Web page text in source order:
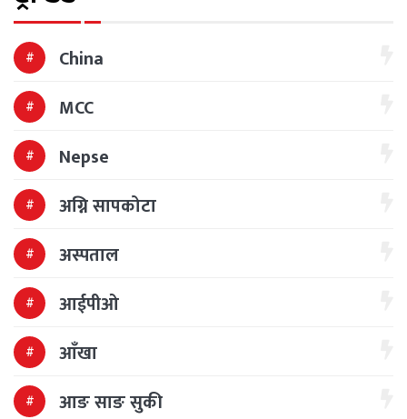
China
MCC
Nepse
अग्नि सापकोटा
अस्पताल
आईपीओ
आँखा
आङ साङ सुकी